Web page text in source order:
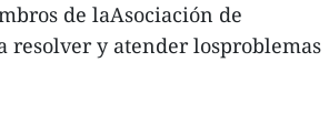
de laAsociación de
resolver y atender losproblemas